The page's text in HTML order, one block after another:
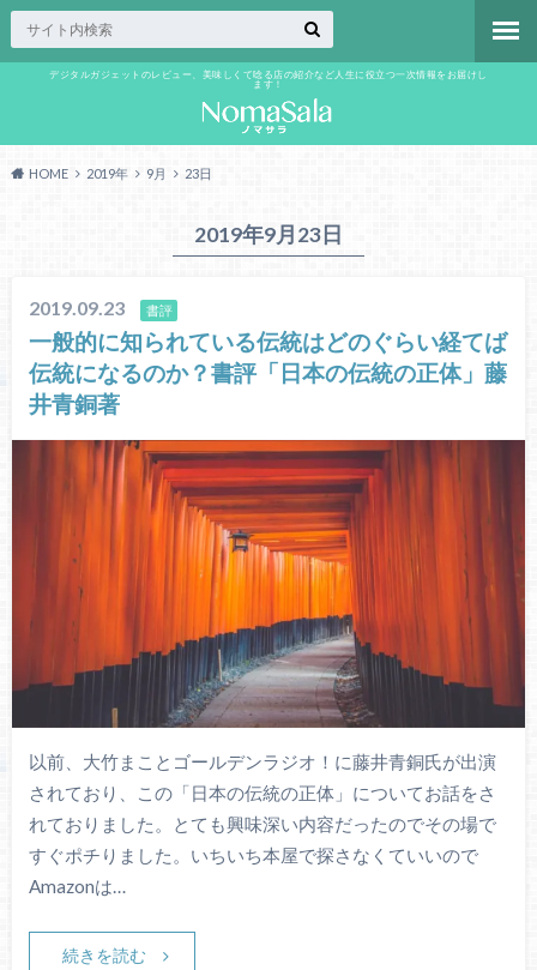
デジタルガジェットのレビュー、美味しくて唸る店の紹介など人生に役立つ一次情報をお届けし
ます！
HOME 2019年 9月 23日
2019年9月23日
2019.09.23 書評
一般的に知られている伝統はどのぐらい経てば
伝統になるのか？書評「日本の伝統の正体」藤
井青銅著
以前、大竹まことゴールデンラジオ！に藤井青銅氏が出演
されており、この「日本の伝統の正体」についてお話をさ
れておりました。とても興味深い内容だったのでその場で
すぐポチりました。いちいち本屋で探さなくていいので
Amazonは…
続きを読む